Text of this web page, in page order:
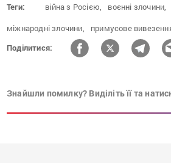
Теги: війна з Росією, воєнні злочини,
міжнародні злочини,
примусове
Поділитися:
Знайшли помилку? Виділіть її та